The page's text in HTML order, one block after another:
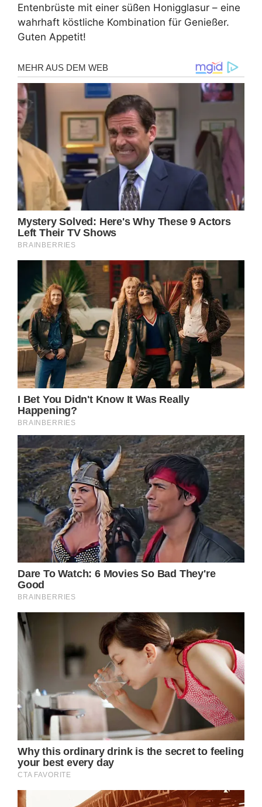
Entenbrüste mit einer süßen Honigglasur – eine
wahrhaft köstliche Kombination für Genießer.
Guten Appetit!